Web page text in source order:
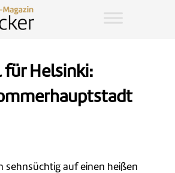
für Helsinki:
sehnsüchtig auf einen heißen